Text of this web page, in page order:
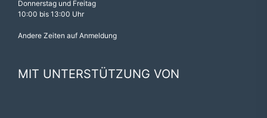
Donnerstag und Freitag
10:00 bis 13:00 Uhr
Andere Zeiten auf Anmeldung
MIT UNTERSTÜTZUNG VON